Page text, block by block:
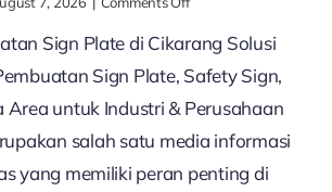
Pembuatan
Plate
di
Sign Plate di Cikarang Solusi
Sign Plate, Safety Sign,
Area untuk Industri & Perusahaan
salah satu media informasi
yang memiliki peran penting di